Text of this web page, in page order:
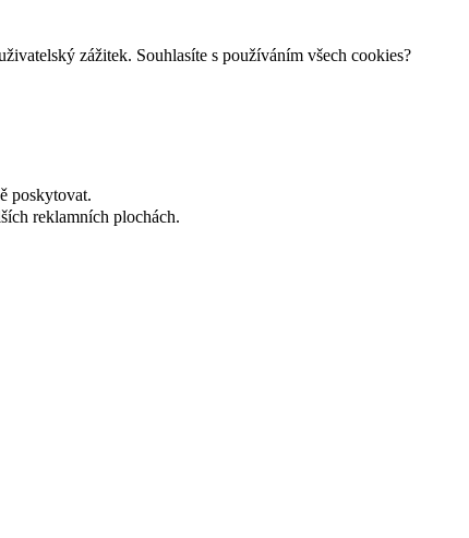
zážitek. Souhlasíte s používáním všech cookies?
poskytovat.
reklamních plochách.